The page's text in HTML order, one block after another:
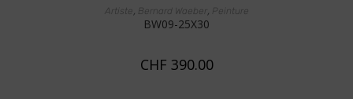
AJOUTER AU PANIER
Artiste, Bernard Waeber , Peinture
BW09-25X30
CHF 390.00